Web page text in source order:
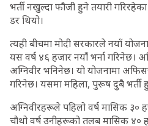
भर्ती नखुल्दा फौजी हुने तयारी
डर थियो।
त्यही बीचमा मोदी सरकारले नयाँ
यस वर्ष ४६ हजार नयाँ भर्ना गरिनेछ।
अग्निवीर भनिनेछ। यो योजनामा
गरिनेछ। यसमा महिला, पुरूष दुबै भर्ती
अग्निवीरहरूले पहिलो वर्ष मासिक
चौथो वर्ष उनीहरूको तलब मासिक ४०